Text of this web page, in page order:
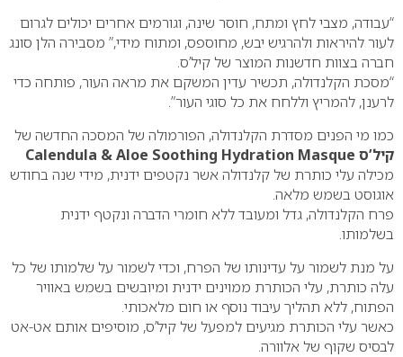
“עבודה, מצבי לחץ ומתח, חוסר שינה, וגורמים אחרים יכולים לגרום
לעור להיראות ולהרגיש יבש, מחוספס, ומתוח מידי,” מסבירה הלן סונג
חברה בצוות חדשנות המוצר של קיל’ס.
“מסכת הקלנדולה, תכשיר עדין המשקם את מראה העור, פותחה כדי
לרענן, להמריץ וללחח את כל סוגי העור”.
כמו מי הפנים מסדרת הקלנדולה, הפורמולה של המסכה החדשה של
קיל’ס Calendula & Aloe Soothing Hydration Masque
מכילה עלי כותרת של קלנדולה אשר נקטפים ידנית, מידי שנה בחודש
אוגוסט בשמש מלאה.
פרח הקלנדולה, גדל ומעובד ללא חומרי הדברה ונקטף ידנית
בשלמותו.
על מנת לשמור על עדינותו של הפרח, וכדי לשמור על שלמותו של כל
עלה כותרת, עלי הכותרת ממוינים ידנית ומיובשים בשמש באוויר
הפתוח, ללא תהליך עיבוד נוסף או חום מלאכותי.
כאשר עלי הכותרת מגיעים למפעל של קיל’ס, מוסיפים אותם אט-אט
לבסיס שקוף של אלוורה.